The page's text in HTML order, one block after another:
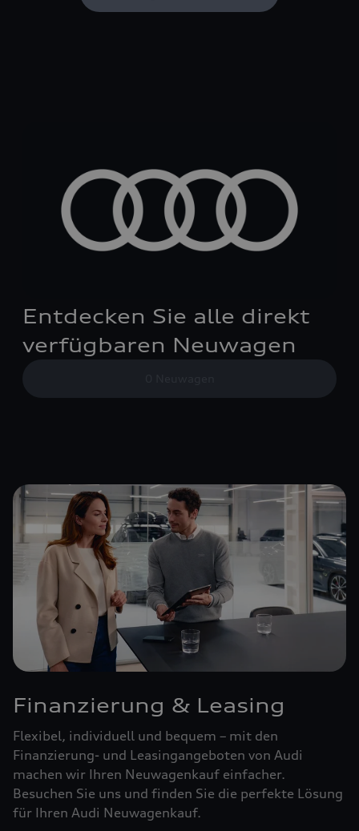
Entdecken Sie alle direkt
verfügbaren Neuwagen
Finanzierung & Leasing
Flexibel, individuell und bequem – mit den
Finanzierung- und Leasingangeboten von Audi
machen wir Ihren Neuwagenkauf einfacher.
Besuchen Sie uns und finden Sie die perfekte Lösung
für Ihren Audi Neuwagenkauf.